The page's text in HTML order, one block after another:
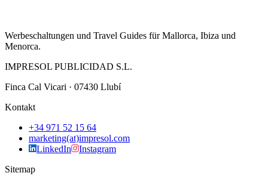
Werbeschaltungen und Travel Guides für Mallorca, Ibiza und
Menorca.
IMPRESOL PUBLICIDAD S.L.
Finca Cal Vicari · 07430 Llubí
Kontakt
+34 971 52 15 64
marketing(at)impresol.com
LinkedIn
Instagram
Sitemap